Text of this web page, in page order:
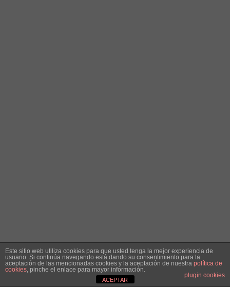
Este sitio web utiliza cookies para que usted tenga la mejor experiencia de
usuario. Si continúa navegando está dando su consentimiento para la
aceptación de las mencionadas cookies y la aceptación de nuestra política de
cookies, pinche el enlace para mayor información.
plugin cookies
ACEPTAR